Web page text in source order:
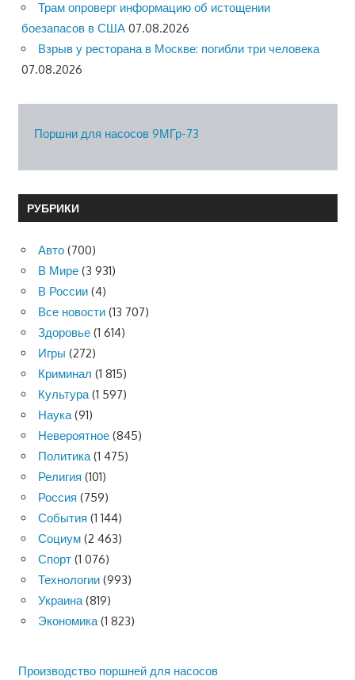
Трам опроверг информацию об истощении
боезапасов в США 07.08.2026
Взрыв у ресторана в Москве: погибли три человека
07.08.2026
Поршни для насосов 9МГр-73
РУБРИКИ
Авто (700)
В Мире (3 931)
В России (4)
Все новости (13 707)
Здоровье (1 614)
Игры (272)
Криминал (1 815)
Культура(1 597)
Наука(91)
Невероятное (845)
Политика(1 475)
Религия (101)
Россия (759)
События (1 144)
Социум (2 463)
Спорт (1 076)
Технологии (993)
Украина(819)
Экономика(1 823)
Производство поршней для насосов